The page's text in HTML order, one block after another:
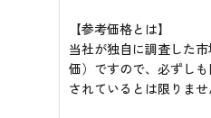
【参考価格とは】
当社が独自に調査した
価）ですので、必ずし
されているとは限りませ